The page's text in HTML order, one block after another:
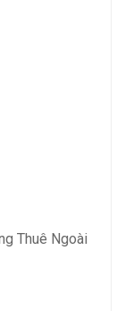
Thuê Ngoài